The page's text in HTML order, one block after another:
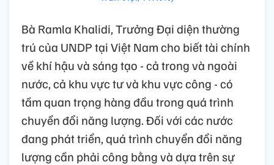
Bà Ramla Khalidi, Trưởng Đại diện thường
trú của UNDP tại Việt Nam cho biết tài chính
về khí hậu và sáng tạo - cả trong và ngoài
nước, cả khu vực tư và khu vực công - có
tầm quan trọng hàng đầu trong quá trình
chuyển đổi năng lượng. Đối với các nước
đang phát triển, quá trình chuyển đổi năng
lượng cần phải công bằng và dựa trên sự